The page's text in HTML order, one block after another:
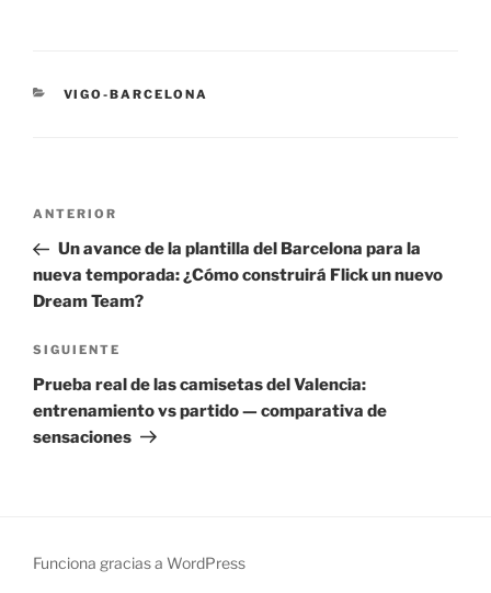
CATEGORÍAS
VIGO-BARCELONA
Navegación
entradas
Entrada
anterior:
ANTERIOR
Un avance de la plantilla del Barcelona para la
nueva temporada: ¿Cómo construirá Flick un nuevo
Dream Team?
Siguiente
entrada
SIGUIENTE
Prueba real de las camisetas del Valencia:
entrenamiento vs partido — comparativa de
sensaciones
Funciona gracias a WordPress